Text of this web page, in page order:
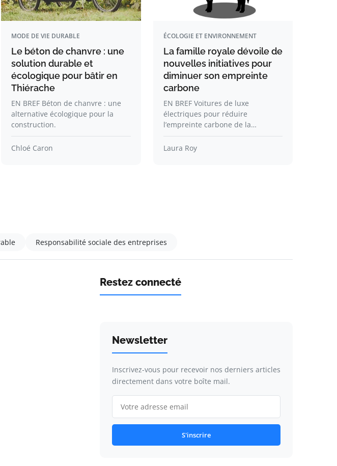
MODE DE VIE DURABLE
Le béton de chanvre : une
solution durable et
écologique pour bâtir en
Thiérache
EN BREF Béton de chanvre : une
alternative écologique pour la
construction.
Chloé Caron
ÉCOLOGIE ET ENVIRONNEMENT
La famille royale dévoile de
nouvelles initiatives pour
diminuer son empreinte
carbone
EN BREF Voitures de luxe
électriques pour réduire
l’empreinte carbone de la…
Laura Roy
Responsabilité sociale des entreprises
Restez connecté
Newsletter
Inscrivez-vous pour recevoir nos derniers articles
directement dans votre boîte mail.
S'inscrire